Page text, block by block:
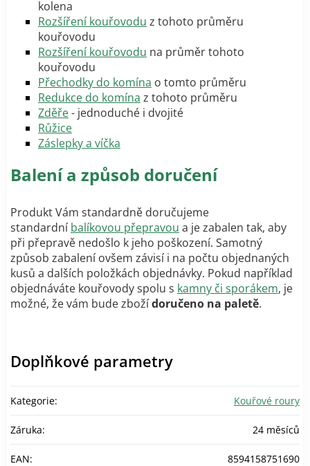
kolena
Rozšíření kouřovodu z tohoto průměru
kouřovodu
Rozšíření kouřovodu na průměr tohoto
kouřovodu
Přechodky do komína o tomto průměru
Redukce do komína z tohoto průměru
Zděře- jednoduché i dvojité
Růžice
Záslepky a víčka
Balení a způsob doručení
Produkt Vám standardně doručujeme
standardní balíkovou přepravou a je zabalen tak, aby
při přepravě nedošlo k jeho poškození. Samotný
způsob zabalení ovšem závisí i na počtu objednaných
kusů a dalších položkách objednávky. Pokud například
objednáváte kouřovody spolu s kamny či sporákem, je
možné, že vám bude zbožídoručeno na paletě.
Doplňkové parametry
Kategorie: Kouřové roury
Záruka: 24 měsíců
EAN: 8594158751690